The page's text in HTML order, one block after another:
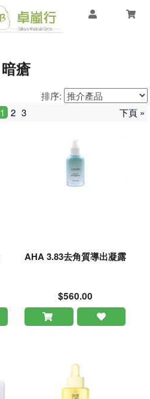
暗瘡
排序:
下頁 »
1 2 3
AHA 3.83去角質導出凝露
$560.00